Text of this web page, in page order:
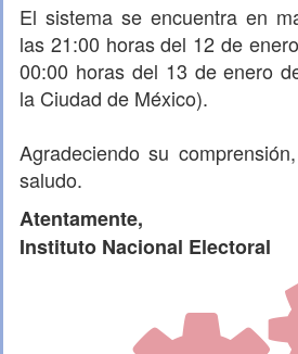
El sistema se encuentra en
las 21:00 horas del 12 de
00:00 horas del 13 de enero
la Ciudad de México).
Agradeciendo su
saludo.
Atentamente,
Instituto Nacional Electoral